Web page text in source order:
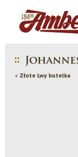
« Złote Lwy butelka